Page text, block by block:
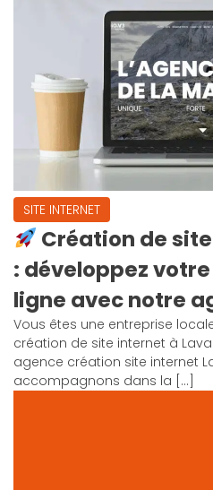
SITE INTERNET
Création de
: développez
ligne avec notre
Vous êtes une entreprise
création de site internet à
agence création site internet
accompagnons dans la […]